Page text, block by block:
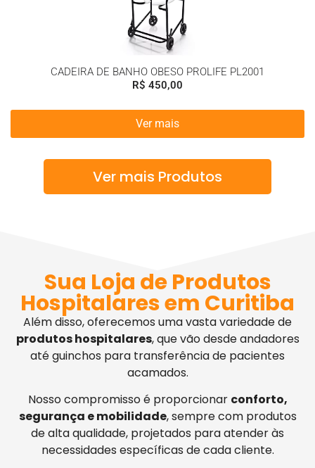
CADEIRA DE BANHO OBESO PROLIFE PL2001
R$ 450,00
Ver mais
Ver mais Produtos
Sua Loja de Produtos
Hospitalares em Curitiba
Além disso, oferecemos uma vasta variedade de
produtos hospitalares, que vão desde andadores
até guinchos para transferência de pacientes
acamados.
Nosso compromisso é proporcionar conforto,
segurança e mobilidade, sempre com produtos
de alta qualidade, projetados para atender às
necessidades específicas de cada cliente.